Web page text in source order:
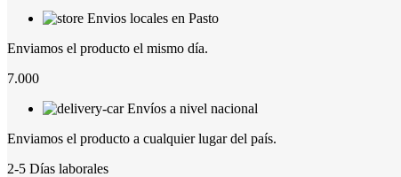
Envios locales en Pasto
Enviamos el producto el mismo día.
7.000
Envíos a nivel nacional
Enviamos el producto a cualquier lugar del país.
2-5 Días laborales